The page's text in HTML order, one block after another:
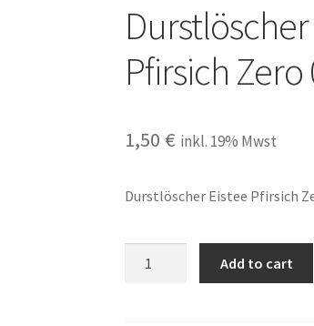
Pfirsich Zero
1,50 € inkl. 19% Mwst
Durstlöscher Eistee Pfirsich
Add to cart